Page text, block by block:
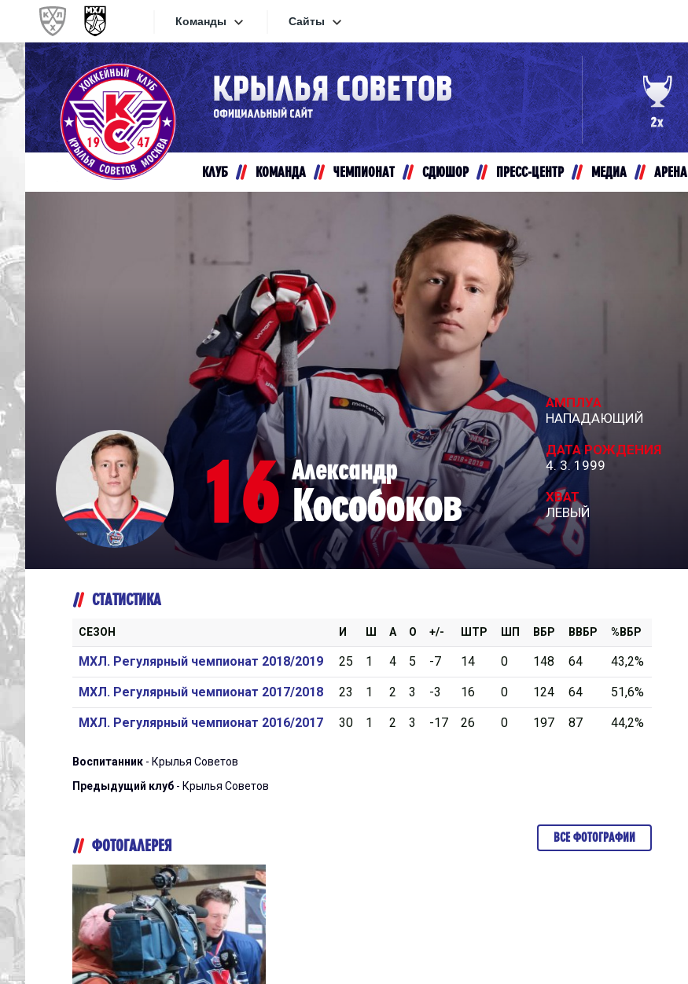
Команды
Конференция «Запад»
Дивизион Золотой
Академия Михайлова
МХК Динамо СПб
МХК Динамо-М
МХК Спартак
СКА-1946
Дивизион Серебряный
Академия СКА
АКМ-Юниор
Амурские Тигры
Красная Машина-Юниор
Крылья Советов
МХК Динамо-Карелия
МХК Спартак-МАХ
ХК Капитан
Конференция «Восток»
Дивизион Золотой
Авто
Кузнецкие Медведи
Мамонты Югры
Омские Ястребы
Стальные Лисы
Толпар
Чайка
Дивизион Серебряный
АКМ-Новомосковск
Красноярские Рыси
Ладья
Локо-76
МХК Молот
Реактор
Сибирские Cнайперы
Спутник Ал
Сайты
Сайты
Видеотрансляции
Хайлайты
Приложение МХЛ
КЛУБ КОМАНДА ЧЕМПИОНАТ СДЮШОР ПРЕСС-ЦЕНТР МЕДИА АРЕНА
16 Александр
Кособоков
АМПЛУА
НАПАДАЮЩИЙ
ДАТА РОЖДЕНИЯ
4. 3. 1999
ХВАТ
ЛЕВЫЙ
СТАТИСТИКА
СЕЗОН И Ш А О +/- ШТР ШП ВБР ВВБР %ВБР
МХЛ. Регулярный чемпионат 2018/2019 25 1 4 5 -7 14 0 148 64 43,2%
МХЛ. Регулярный чемпионат 2017/2018 23 1 2 3 -3 16 0 124 64 51,6%
МХЛ. Регулярный чемпионат 2016/2017 30 1 2 3 -17 26 0 197 87 44,2%
Воспитанник - Крылья Советов
Предыдущий клуб - Крылья Советов
ФОТОГАЛЕРЕЯ ВСЕ ФОТОГРАФИИ